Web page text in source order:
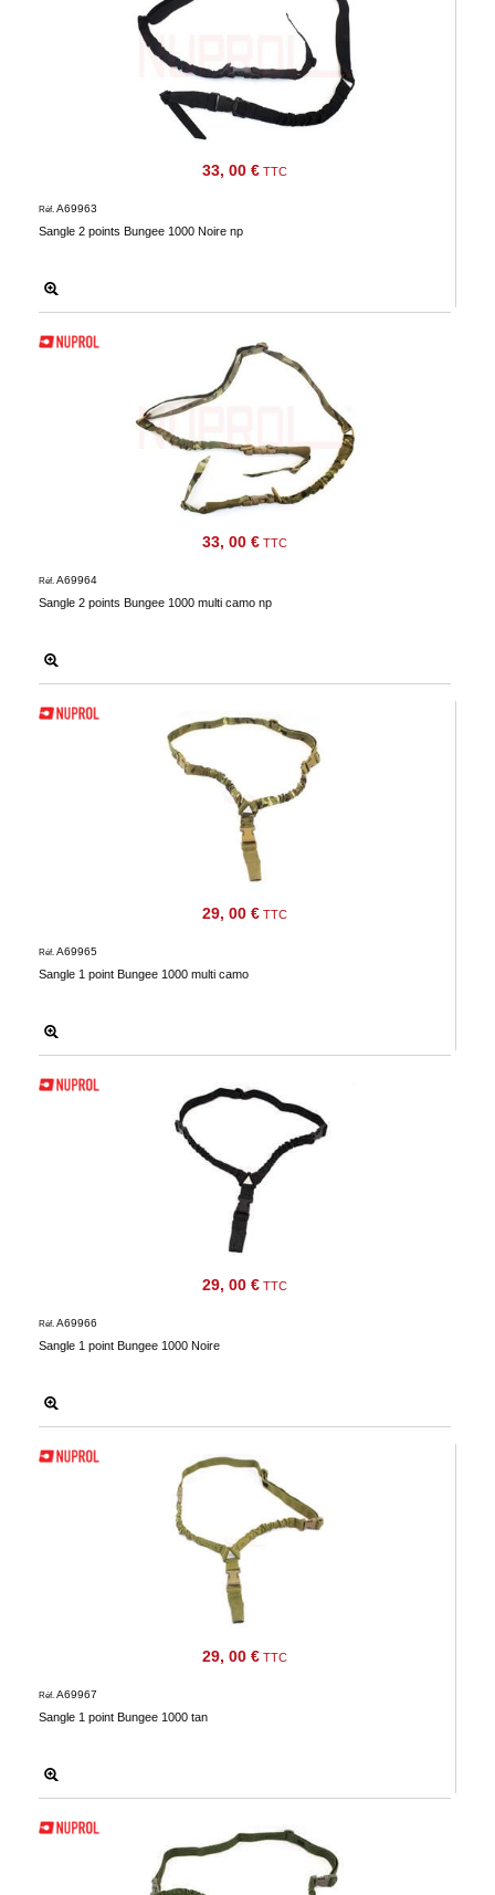
33, 00 € TTC
Sangle 2 points Bungee 1000 Noire np
Réf. A69963
33, 00 € TTC
Sangle 2 points Bungee 1000 multi camo np
Réf. A69964
29, 00 € TTC
Sangle 1 point Bungee 1000 multi camo
Réf. A69965
29, 00 € TTC
Sangle 1 point Bungee 1000 Noire
Réf. A69966
29, 00 € TTC
Sangle 1 point Bungee 1000 tan
Réf. A69967